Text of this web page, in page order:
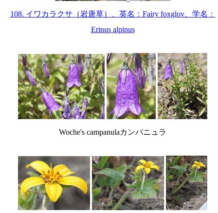
108. イワカラクサ（岩唐草）、英名：Fairy foxglov、学名：
Erinus alpinus
Woche's campanulaカンパニュラ